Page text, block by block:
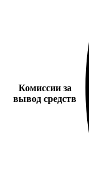
Комиссии за
вывод средств